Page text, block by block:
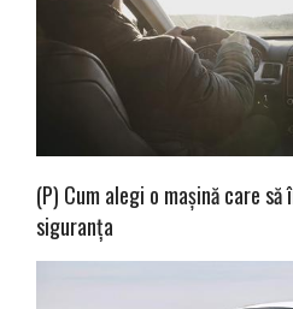
(P) Cum alegi o mașină care
siguranța